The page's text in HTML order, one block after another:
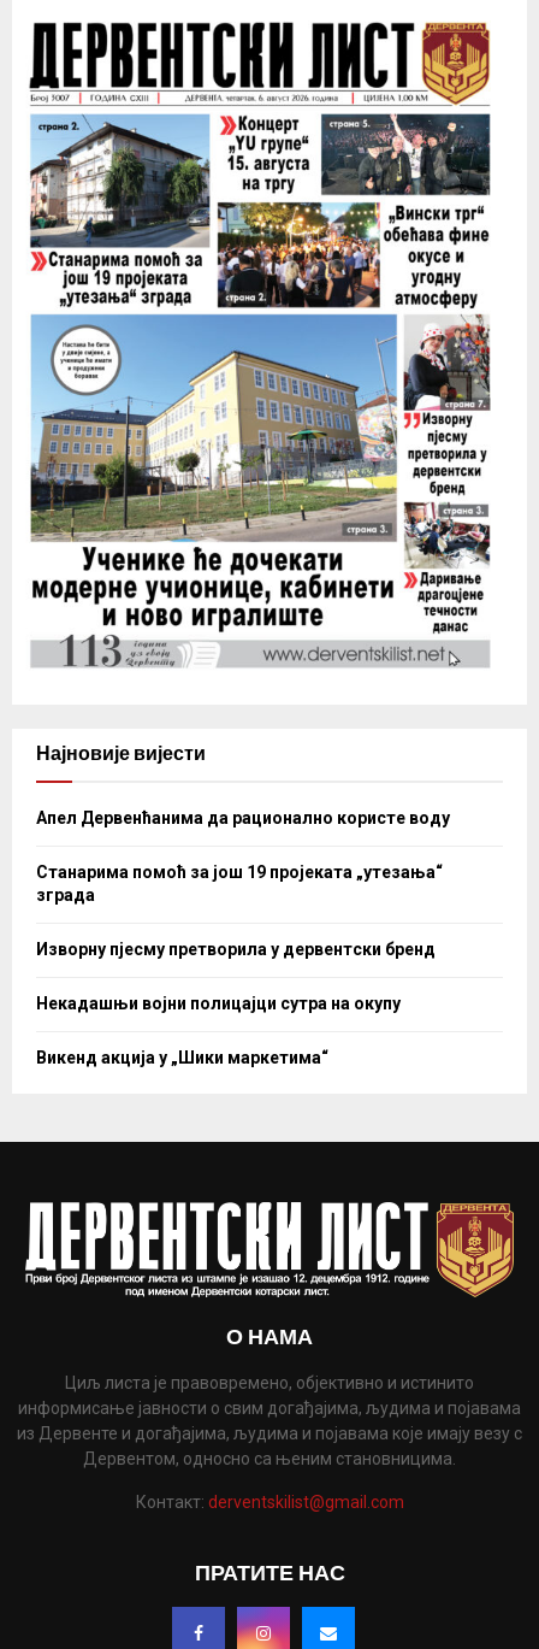
H
Најновије вијести
Апел Дервенћанима да рационално користе воду
Станарима помоћ за још 19 пројеката „утезања“
зграда
Изворну пјесму претворила у дервентски бренд
Некадашњи војни полицајци сутра на окупу
Викенд акција у „Шики маркетима“
О НАМА
Циљ листа је правовремено, објективно и истинито
информисање јавности о свим догађајима, људима и појавама
из Дервенте и догађајима, људима и појавама које имају везу с
Дервентом, односно са њеним становницима.
Контакт: derventskilist@gmail.com
ПРАТИТЕ НАС